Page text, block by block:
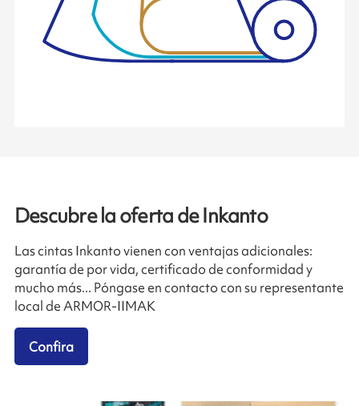
Descubre la oferta de Inkanto
Las cintas Inkanto vienen con ventajas adicionales:
garantía de por vida, certificado de conformidad y
mucho más... Póngase en contacto con su representante
local de ARMOR-IIMAK
Confira